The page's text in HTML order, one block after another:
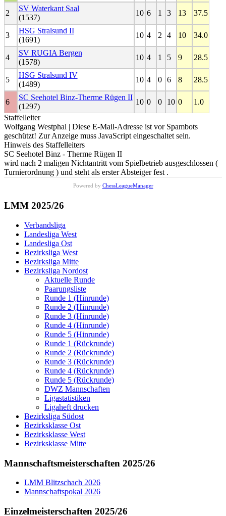
2
SV Waterkant Saal
(1537)
10 6 1 3 13 37.5
3
HSG Stralsund II
(1691)
10 4 2 4 10 34.0
4
SV RUGIA Bergen
(1578)
10 4 1 5 9 28.5
5
HSG Stralsund IV
(1489)
10 4 0 6 8 28.5
6
SC Seehotel Binz-Therme Rügen II
(1297)
10 0 0 10 0
1.0
Staffelleiter
Wolfgang Westphal | Diese E-Mail-Adresse ist vor Spambots
geschützt! Zur Anzeige muss JavaScript eingeschaltet sein.
Hinweis des Staffelleiters
SC Seehotel Binz - Therme Rügen II
wird nach 2 maligen Nichtantritt vom Spielbetrieb ausgeschlossen (
Turnierordnung ) und steht als erster Absteiger fest .
Powered by ChessLeagueManager
LMM 2025/26
Verbandsliga
Landesliga West
Landesliga Ost
Bezirksliga West
Bezirksliga Mitte
Bezirksliga Nordost
Aktuelle Runde
Paarungsliste
Runde 1 (Hinrunde)
Runde 2 (Hinrunde)
Runde 3 (Hinrunde)
Runde 4 (Hinrunde)
Runde 5 (Hinrunde)
Runde 1 (Rückrunde)
Runde 2 (Rückrunde)
Runde 3 (Rückrunde)
Runde 4 (Rückrunde)
Runde 5 (Rückrunde)
DWZ Mannschaften
Ligastatistiken
Ligaheft drucken
Bezirksliga Südost
Bezirksklasse Ost
Bezirksklasse West
Bezirksklasse Mitte
Mannschaftsmeisterschaften 2025/26
LMM Blitzschach 2026
Mannschaftspokal 2026
Einzelmeisterschaften 2025/26